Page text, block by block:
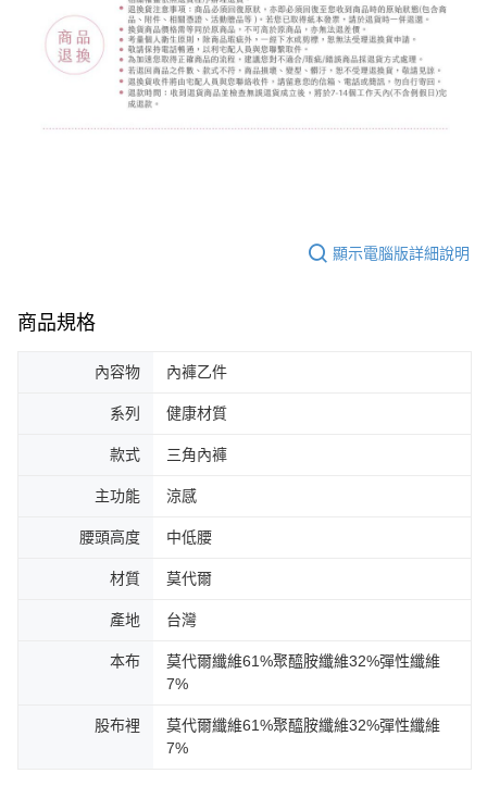
顯示電腦版詳細說明
商品規格
內容物 內褲乙件
系列 健康材質
款式 三角內褲
主功能 涼感
腰頭高度 中低腰
材質 莫代爾
產地 台灣
本布
莫代爾纖維61%聚醯胺纖維32%彈性纖維
7%
股布裡
莫代爾纖維61%聚醯胺纖維32%彈性纖維
7%